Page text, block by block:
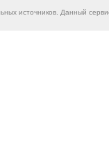
источников. Данный